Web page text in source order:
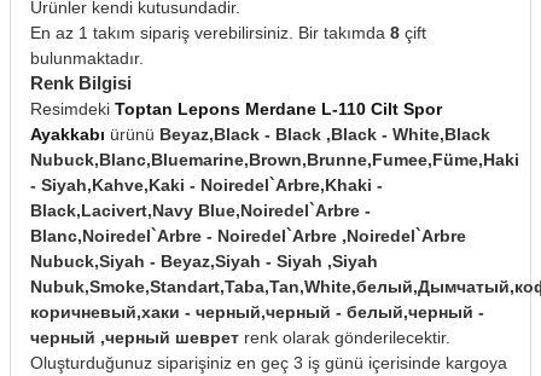
Ürünler kendi kutusundadir.
En az 1 takım sipariş verebilirsiniz. Bir takımda 8 çift
bulunmaktadır.
Renk Bilgisi
Resimdeki Toptan Lepons Merdane L-110 Cilt Spor
Ayakkabı ürünü Beyaz,Black - Black ,Black - White,Black
Nubuck,Blanc,Bluemarine,Brown,Brunne,Fumee,Füme,Haki
- Siyah,Kahve,Kaki - Noiredel`Arbre,Khaki -
Black,Lacivert,Navy Blue,Noiredel`Arbre -
Blanc,Noiredel`Arbre - Noiredel`Arbre ,Noiredel`Arbre
Nubuck,Siyah - Beyaz,Siyah - Siyah ,Siyah
коричневый,хаки - черный,черный - белый,черный -
черный ,черный шеврет renk olarak gönderilecektir.
Oluşturduğunuz siparişiniz en geç 3 iş günü içerisinde kargoya